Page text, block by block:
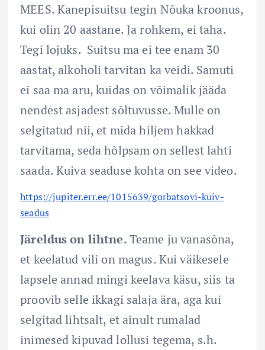
MEES. Kanepisuitsu tegin Nõuka kroonus,
kui olin 20 aastane. Ja rohkem, ei taha.
Tegi lojuks. Suitsu ma ei tee enam 30
aastat, alkoholi tarvitan ka veidi. Samuti
ei saa ma aru, kuidas on võimalik jääda
nendest asjadest sõltuvusse. Mulle on
selgitatud nii, et mida hiljem hakkad
tarvitama, seda hõlpsam on sellest lahti
saada. Kuiva seaduse kohta on see video.
https://jupiter.err.ee/1015639/gorbatsovi-kuiv-
seadus
Järeldus on lihtne.Teame ju vanasõna,
et keelatud vili on magus. Kui väikesele
lapsele annad mingi keelava käsu, siis ta
proovib selle ikkagi salaja ära, aga kui
selgitad lihtsalt, et ainult rumalad
inimesed kipuvad lollusi tegema, s.h.